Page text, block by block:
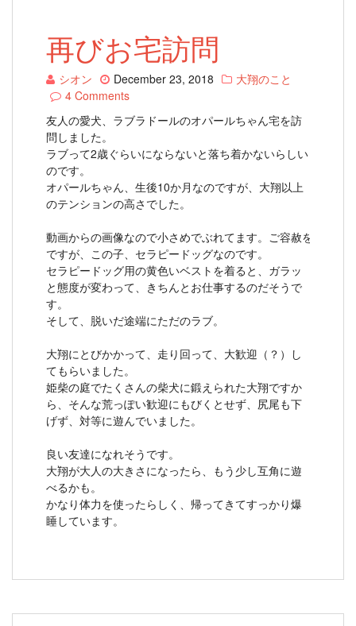
再びお宅訪問
シオン December 23, 2018
大翔のこと
4 Comments
友人の愛犬、ラブラドールのオパールちゃん宅を訪
問しました。
ラブって2歳ぐらいにならないと落ち着かないらしい
のです。
オパールちゃん、生後10か月なのですが、大翔以上
のテンションの高さでした。
動画からの画像なので小さめでぶれてます。ご容赦を。
ですが、この子、セラピードッグなのです。
セラピードッグ用の黄色いベストを着ると、ガラッ
と態度が変わって、きちんとお仕事するのだそうで
す。
そして、脱いだ途端にただのラブ。
大翔にとびかかって、走り回って、大歓迎（？）し
てもらいました。
姫柴の庭でたくさんの柴犬に鍛えられた大翔ですか
ら、そんな荒っぽい歓迎にもびくとせず、尻尾も下
げず、対等に遊んでいました。
良い友達になれそうです。
大翔が大人の大きさになったら、もう少し互角に遊
べるかも。
かなり体力を使ったらしく、帰ってきてすっかり爆
睡しています。